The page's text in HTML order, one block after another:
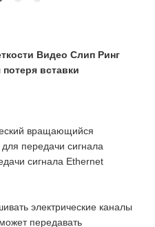
Видео Слип Ринг
вставки
вращающийся
передачи сигнала
сигнала Ethernet
электрические каналы
передавать